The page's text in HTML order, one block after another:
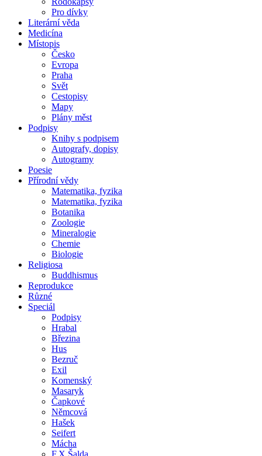
Pro dívky
Literární věda
Medicína
Místopis
Česko
Evropa
Praha
Svět
Cestopisy
Mapy
Plány měst
Podpisy
Knihy s podpisem
Autografy, dopisy
Autogramy
Poesie
Přírodní vědy
Matematika, fyzika
Matematika, fyzika
Botanika
Zoologie
Mineralogie
Chemie
Biologie
Religiosa
Buddhismus
Reprodukce
Různé
Speciál
Podpisy
Hrabal
Březina
Hus
Bezruč
Exil
Komenský
Masaryk
Čapkové
Němcová
Hašek
Seifert
Mácha